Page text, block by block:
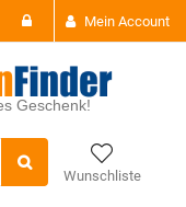
Mein Account
Geschenk!
Wunschliste